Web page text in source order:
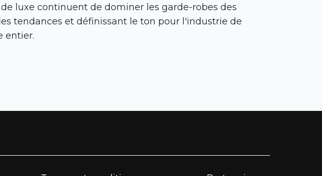
luxe continuent de dominer les garde-robes des
tendances et définissant le ton pour l'industrie de
entier.